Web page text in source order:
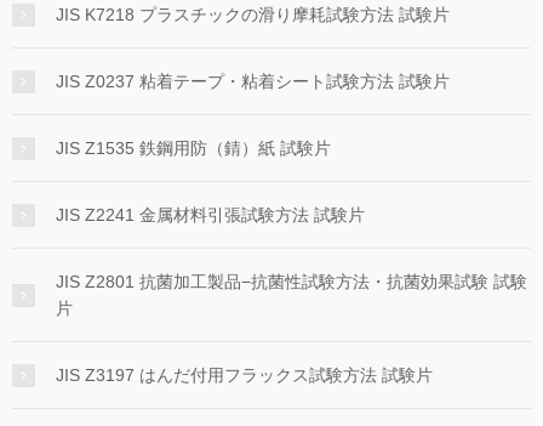
JIS K7218 プラスチックの滑り摩耗試験方法 試験片
JIS Z0237 粘着テープ・粘着シート試験方法 試験片
JIS Z1535 鉄鋼用防（錆）紙 試験片
JIS Z2241 金属材料引張試験方法 試験片
JIS Z2801 抗菌加工製品−抗菌性試験方法・抗菌効果試験 試験
片
JIS Z3197 はんだ付用フラックス試験方法 試験片